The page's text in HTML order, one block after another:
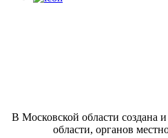
В Московской области создана
области, органов